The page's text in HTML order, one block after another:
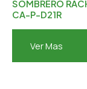
SOMBRERO
CA-P-D21R
Ver Mas